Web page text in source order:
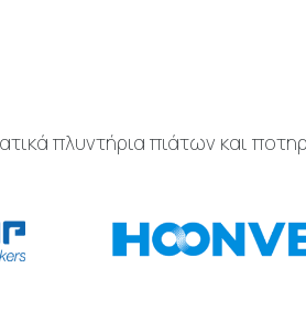
πλυντήρια πιάτων και